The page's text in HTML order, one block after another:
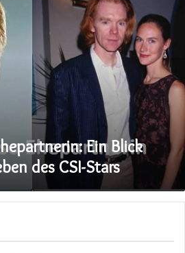
Ein Blick
des CSI-Stars